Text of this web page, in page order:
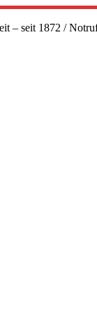
– seit 1872 /
…